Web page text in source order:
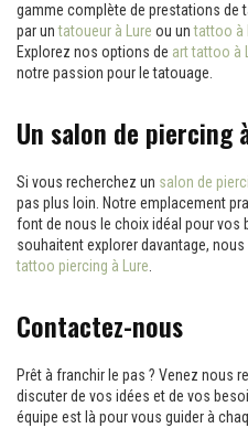
gamme complète de prestations de
par untatoueur à Lure ou untattoo à
Explorez nos options de art tattoo à
notre passion pour le tatouage.
Un salon de piercing
Si vous recherchez un salon de
pas plus loin. Notre emplacement
font de nous le choix idéal pour vos
souhaitent explorer davantage,
tattoo piercing à Lure
Contactez-nous
Prêt à franchir le pas ? Venez nous
discuter de vos idées et de vos
équipe est là pour vous guider à